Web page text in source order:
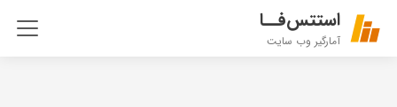
استتس‌فــا
آمارگیر وب سایت